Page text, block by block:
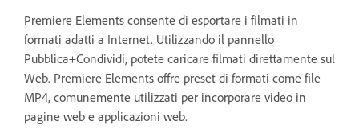
Premiere Elements consente di esportare i filmati in
formati adatti a Internet. Utilizzando il pannello
Pubblica+Condividi, potete caricare filmati direttamente sul
Web. Premiere Elements offre preset di formati come file
MP4, comunemente utilizzati per incorporare video in
pagine web e applicazioni web.